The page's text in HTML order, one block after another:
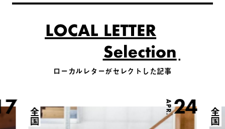
ローカルレターがセレクトした記事
APR.24
全国 全国